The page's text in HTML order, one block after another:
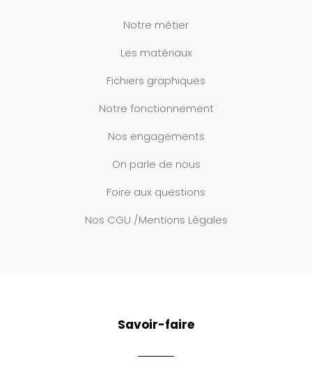
Notre métier
Les matériaux
Fichiers graphiques
Notre fonctionnement
Nos engagements
On parle de nous
Foire aux questions
Nos CGU /Mentions Légales
Savoir-faire